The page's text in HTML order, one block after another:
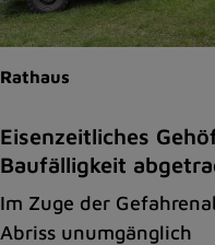
Rathaus
Eisenzeitliches
Baufälligkeit
Im Zuge der
Abriss unumgänglich